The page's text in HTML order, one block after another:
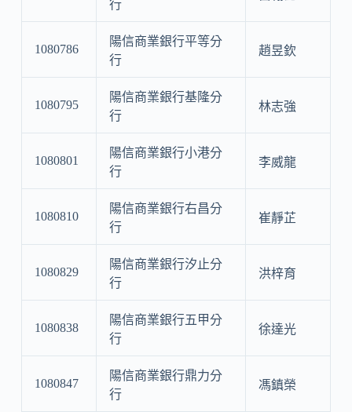
行
1080786
陽信商業銀行平等分
行
趙昱欽
1080795
陽信商業銀行基隆分
行
林志強
1080801
陽信商業銀行小港分
行
李威龍
1080810
陽信商業銀行右昌分
行
崔靜芷
1080829
陽信商業銀行汐止分
行
洪梓育
1080838
陽信商業銀行五甲分
行
徐達光
1080847
陽信商業銀行鼎力分
行
馮鎮榮